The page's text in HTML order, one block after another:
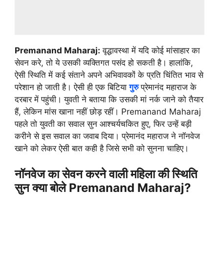
Premanand Maharaj: वृद्धावस्था में यदि कोई मांसाहार का
सेवन करे, तो ये उसकी व्यक्तिगत पसंद हो सकती है। हालांकि,
ऐसी स्थिति में कई संताने अपने अभिवावकों के प्रति चिंतित भाव से
परेशान हो जाती है। ऐसी ही एक बिटियागुरुप्रेमानंद महाराज के
दरबार में पहुंची। युवती ने बताया कि उसकी मां नर्क जाने को तैयार
हैं, लेकिन मांस खाना नहीं छोड़ रहीं। Premanand Maharaj
पहले तो युवती का सवाल सुन आश्चर्यचकित हुए, फिर उन्हें बड़ी
करीने से इस सवाल का जवाब दिया। प्रेमानंद महाराज ने नॉनवेज
खाने को लेकर ऐसी बात कही है जिसे सभी को सुनना चाहिए।
नॉनवेज का सेवन करने वाली महिला की स्थिति
सुन क्या बोले Premanand Maharaj?